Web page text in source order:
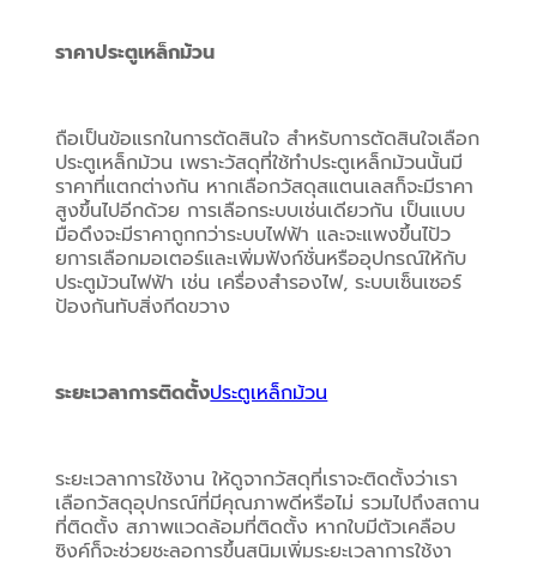
ราคาประตูเหล็กม้วน
ถือเป็นข้อแรกในการตัดสินใจ สำหรับการตัดสินใจเลือก
ประตูเหล็กม้วน เพราะวัสดุที่ใช้ทำประตูเหล็กม้วนนั้นมี
ราคาที่แตกต่างกัน หากเลือกวัสดุสแตนเลสก็จะมีราคา
สูงขึ้นไปอีกด้วย การเลือกระบบเช่นเดียวกัน เป็นแบบ
มือดึงจะมีราคาถูกกว่าระบบไฟฟ้า และจะแพงขึ้นไป้ว
ยการเลือกมอเตอร์และเพิ่มฟังก์ชั่นหรืออุปกรณ์ให้กับ
ประตูม้วนไฟฟ้า เช่น เครื่องสำรองไฟ, ระบบเซ็นเซอร์
ป้องกันทับสิ่งกีดขวาง
ระยะเวลาการติดตั้งประตูเหล็กม้วน
ระยะเวลาการใช้งาน ให้ดูจากวัสดุที่เราจะติดตั้งว่าเรา
เลือกวัสดุอุปกรณ์ที่มีคุณภาพดีหรือไม่ รวมไปถึงสถาน
ที่ติดตั้ง สภาพแวดล้อมที่ติดตั้ง หากใบมีตัวเคลือบ
ซิงค์ก็จะช่วยชะลอการขึ้นสนิมเพิ่มระยะเวลาการใช้งา